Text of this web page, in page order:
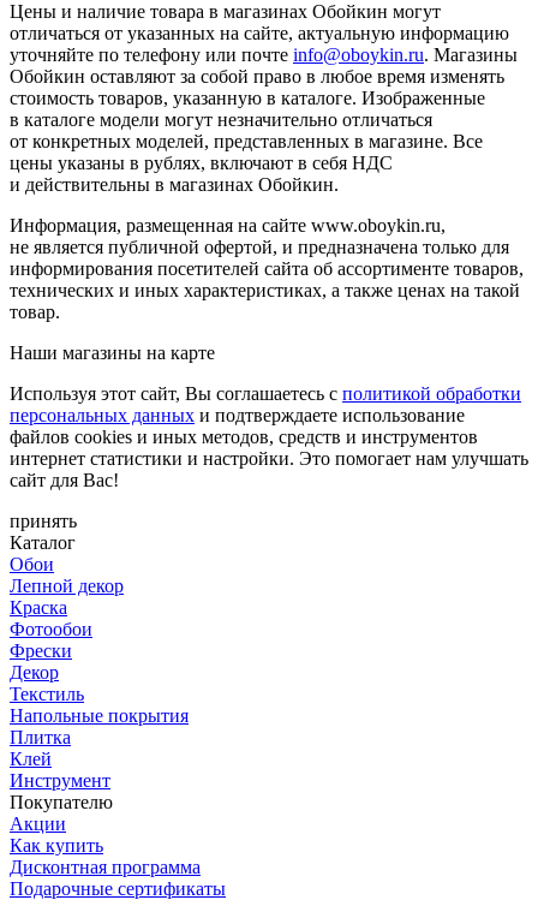
Цены и наличие товара в магазинах Обойкин могут
отличаться от указанных на сайте, актуальную информацию
уточняйте по телефону или почте info@oboykin.ru. Магазины
Обойкин оставляют за собой право в любое время изменять
стоимость товаров, указанную в каталоге. Изображенные
в каталоге модели могут незначительно отличаться
от конкретных моделей, представленных в магазине. Все
цены указаны в рублях, включают в себя НДС
и действительны в магазинах Обойкин.
Информация, размещенная на сайте www.oboykin.ru,
не является публичной офертой, и предназначена только для
информирования посетителей сайта об ассортименте товаров,
технических и иных характеристиках, а также ценах на такой
товар.
Наши магазины на карте
Используя этот сайт, Вы соглашаетесь с политикой обработки
персональных данных и подтверждаете использование
файлов cookies и иных методов, средств и инструментов
интернет статистики и настройки. Это помогает нам улучшать
сайт для Вас!
принять
Каталог
Обои
Лепной декор
Краска
Фотообои
Фрески
Декор
Текстиль
Напольные покрытия
Плитка
Клей
Инструмент
Покупателю
Акции
Как купить
Дисконтная программа
Подарочные сертификаты